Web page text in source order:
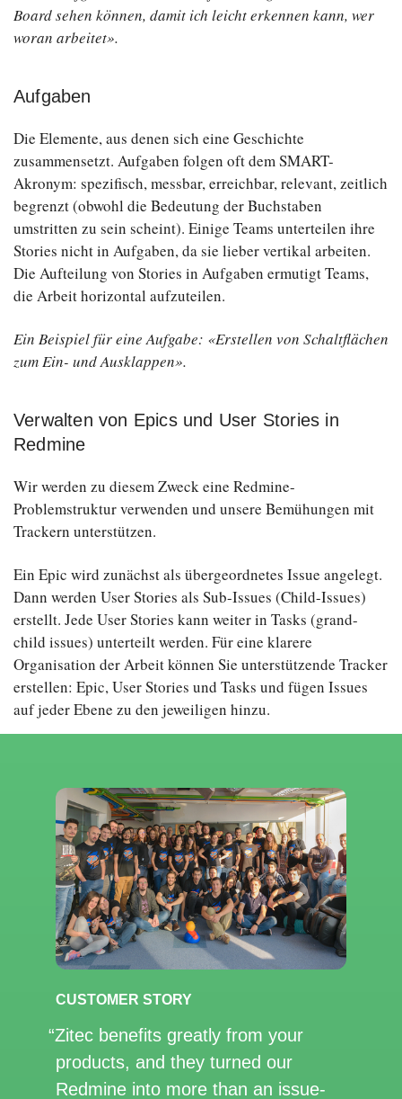
Board sehen können, damit ich leicht erkennen kann, wer
woran arbeitet».
Aufgaben
Die Elemente, aus denen sich eine Geschichte
zusammensetzt. Aufgaben folgen oft dem SMART-
Akronym: spezifisch, messbar, erreichbar, relevant, zeitlich
begrenzt (obwohl die Bedeutung der Buchstaben
umstritten zu sein scheint). Einige Teams unterteilen ihre
Stories nicht in Aufgaben, da sie lieber vertikal arbeiten.
Die Aufteilung von Stories in Aufgaben ermutigt Teams,
die Arbeit horizontal aufzuteilen.
Ein Beispiel für eine Aufgabe: «Erstellen von Schaltflächen
zum Ein- und Ausklappen».
Verwalten von Epics und User Stories in
Redmine
Wir werden zu diesem Zweck eine Redmine-
Problemstruktur verwenden und unsere Bemühungen mit
Trackern unterstützen.
Ein Epic wird zunächst als übergeordnetes Issue angelegt.
Dann werden User Stories als Sub-Issues (Child-Issues)
erstellt. Jede User Stories kann weiter in Tasks (grand-
child issues) unterteilt werden. Für eine klarere
Organisation der Arbeit können Sie unterstützende Tracker
erstellen: Epic, User Stories und Tasks und fügen Issues
auf jeder Ebene zu den jeweiligen hinzu.
CUSTOMER STORY
Zitec benefits greatly from your
products, and they turned our
Redmine into more than an issue-